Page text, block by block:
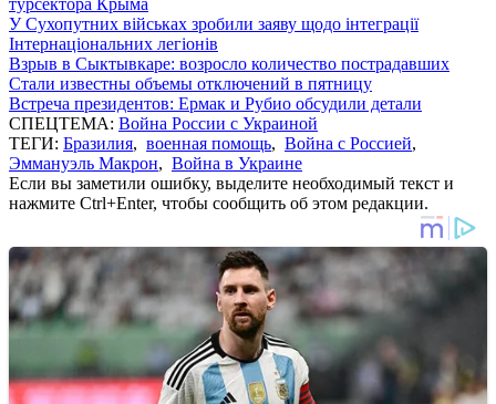
У Сухопутних військах зробили заяву щодо інтеграції
Інтернаціональних легіонів
Взрыв в Сыктывкаре: возросло количество пострадавших
Стали известны объемы отключений в пятницу
Встреча президентов: Ермак и Рубио обсудили детали
СПЕЦТЕМА: Война России с Украиной
ТЕГИ: Бразилия, военная помощь, Война с Россией,
Эммануэль Макрон, Война в Украине
Если вы заметили ошибку, выделите необходимый текст и
нажмите Ctrl+Enter, чтобы сообщить об этом редакции.